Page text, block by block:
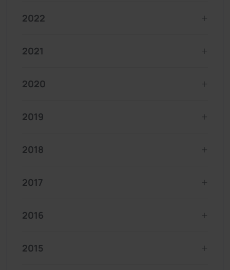
2022
2021
2020
2019
2018
2017
2016
2015